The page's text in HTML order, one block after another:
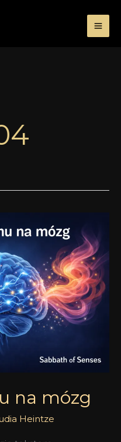
na mózg
Heintze